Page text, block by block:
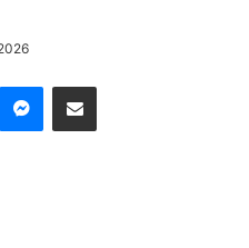
MessengerCompartir via correo electrónico